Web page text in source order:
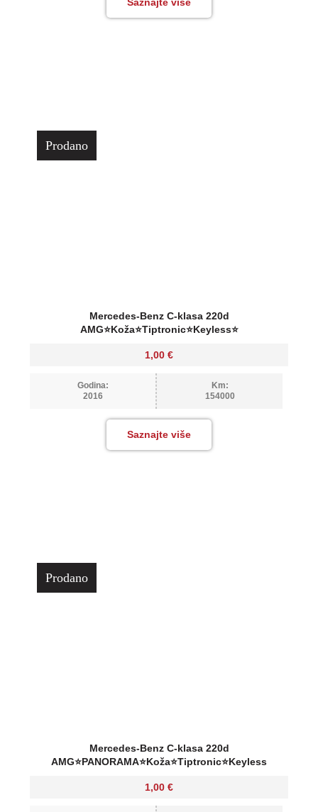
Prodano
Mercedes-Benz C-klasa 220d
AMG⭐Koža⭐Tiptronic⭐Keyless⭐
1,00 €
Godina:
2016
Km:
154000
Saznajte više
Prodano
Mercedes-Benz C-klasa 220d
AMG⭐PANORAMA⭐Koža⭐Tiptronic⭐Keyless
1,00 €